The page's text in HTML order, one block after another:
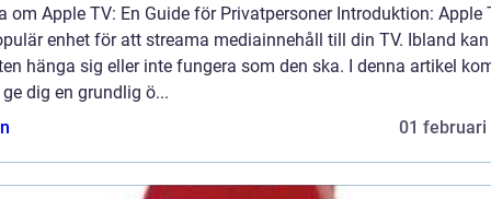
om Apple TV: En Guide för Privatpersoner Introduktion: Apple
enhet för att streama mediainnehåll till din TV. Ibland
hänga sig eller inte fungera som den ska. I denna artikel
dig en grundlig ö...
01 februari